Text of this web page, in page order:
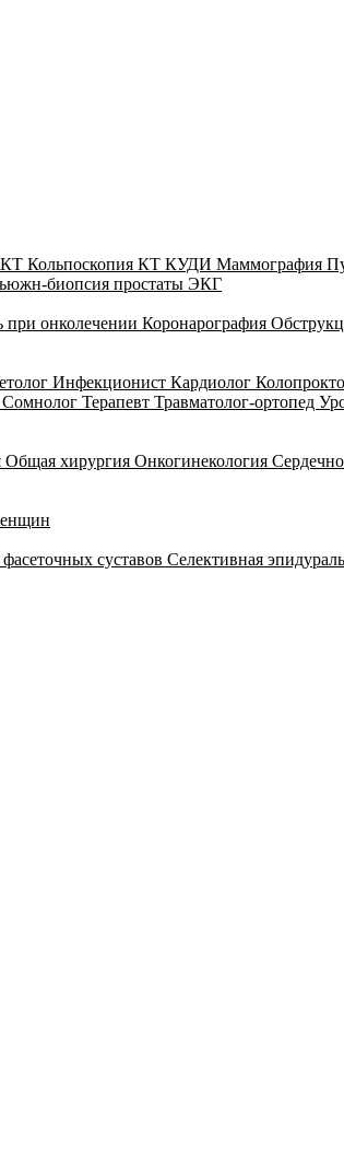
Кольпоскопия КТ КУДИ Маммография
биопсия простаты ЭКГ
при онколечении Коронарография
Инфекционист Кардиолог
Сомнолог Терапевт Травматолог-ортопед
Общая хирургия Онкогинекология
суставов Селективная